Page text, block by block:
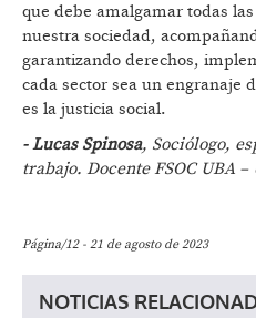
que debe amalgamar todas
nuestra sociedad,
garantizando derechos,
cada sector sea un engranaje
es la justicia social.
- Lucas Spinosa, Sociólogo,
trabajo. Docente FSOC UBA –
Página/12 - 21 de agosto de 2023
NOTICIAS